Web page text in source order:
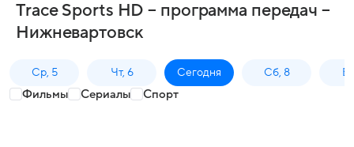
Trace Sports HD – программа передач –
Нижневартовск
Ср, 5 Чт, 6 Сегодня Сб, 8
Фильмы Сериалы Спорт